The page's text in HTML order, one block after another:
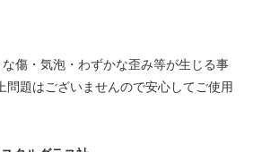
傷・気泡・わずかな歪み等が生じる事
問題はございませんので安心してご使用